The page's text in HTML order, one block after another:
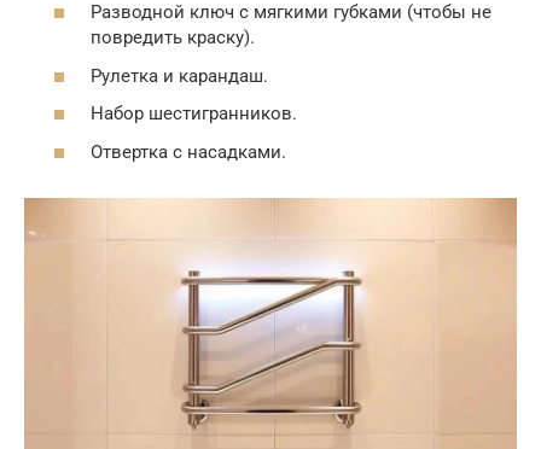
Разводной ключ с мягкими губками (чтобы не
повредить краску).
Рулетка и карандаш.
Набор шестигранников.
Отвертка с насадками.